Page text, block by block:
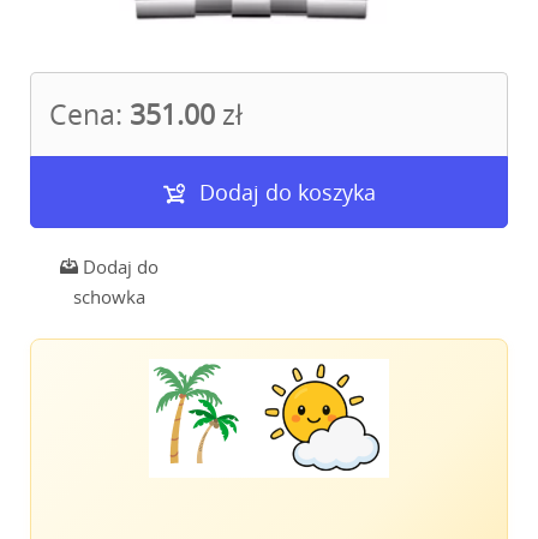
Cena: 351.00 zł
Dodaj do koszyka
Dodaj do
schowka